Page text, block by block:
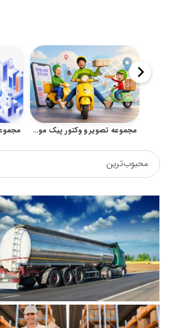
مجموعه تصویر و وکتور پیک موتوری فانتزی برای سفارش و ارسال
محبوب‌ترین